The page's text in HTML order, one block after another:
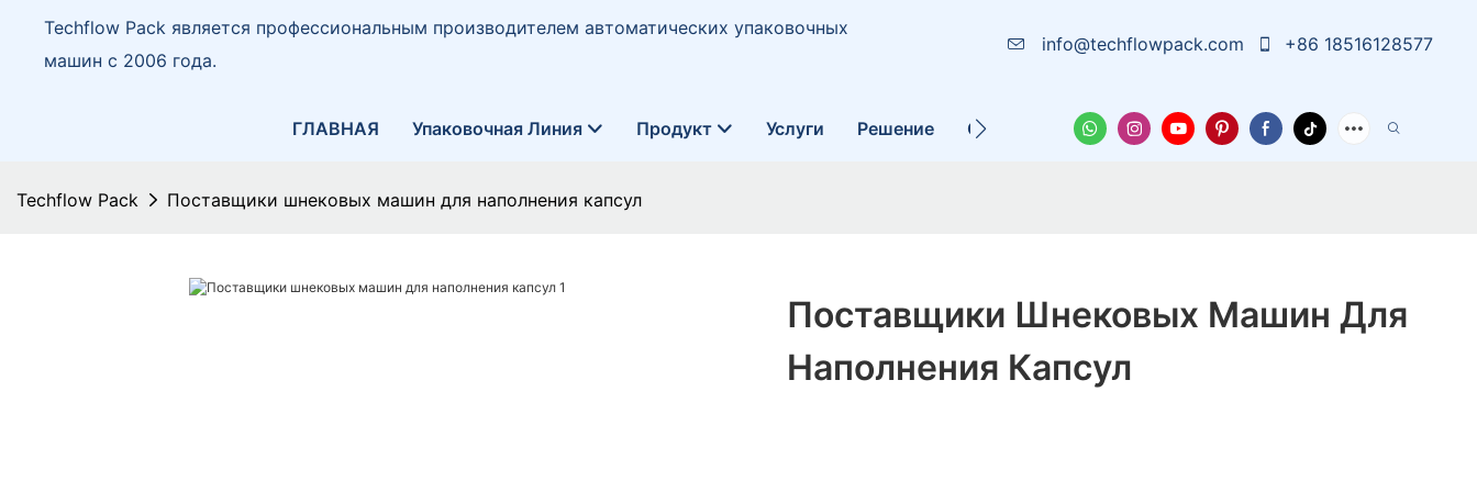
Techflow Pack является профессиональным производителем автоматических упаковочных
машин с 2006 года.
info@techflowpack.com +86 18516128577
ГЛАВНАЯ Упаковочная Линия Продукт Услуги Решение О Нас Чехол Новости Свяжитесь С Нами
Techflow Pack Поставщики шнековых машин для наполнения капсул
Поставщики Шнековых Машин Для
Наполнения Капсул